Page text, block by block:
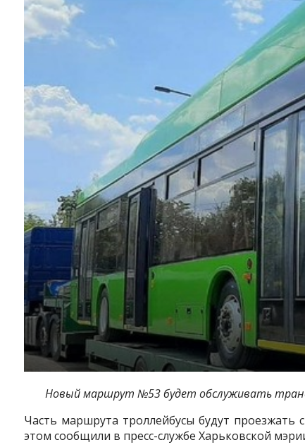
Новый маршрут №53 будет обслуживать
Часть маршрута троллейбусы будут
этом сообщили в пресс-службе Харьковской